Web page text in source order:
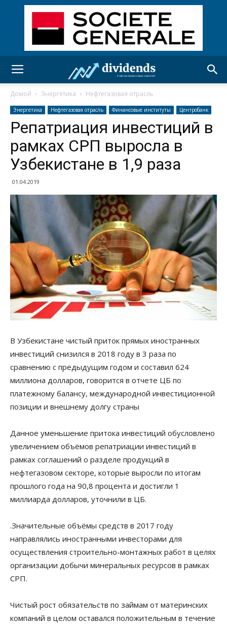
Домой Энергетика Нефтегазовая отрасль
Энергетика Нефтегазовая отрасль Финансовые институты Центробанк
Репатриация инвестиций в
рамках СРП выросла в
Узбекистане в 1,9 раза
01.04.2019
В Узбекистане чистый приток прямых иностранных
инвестиций снизился в 2018 году в 3 раза по
сравнению с предыдущим годом и составил 624
миллиона долларов, говорится в отчете ЦБ по
платежному балансу, международной инвестиционной
позиции и внешнему долгу страны
Данное уменьшение притока инвестиций обусловлено
увеличением объёмов репатриации инвестиций в
рамках соглашений о разделе продукций в
нефтегазовом секторе, которые выросли по итогам
прошлого года на 90,8 процента и достигли 1
миллиарда долларов, уточнили в ЦБ.
.Значительные объёмы средств в 2017 году
направлялись иностранными инвесторами для
осуществления строительно-монтажных работ в целях
организации добычи минеральных ресурсов в рамках
СРП.
Чистый рост обязательств по займам от материнских
компаний в целом оставался положительным в течение